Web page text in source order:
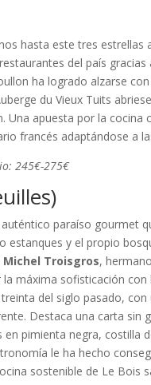
hasta este tres
del país gracias
ha logrado alzarse
du Vieux Tuits
Una apuesta por la cocina
francés adaptándose a
245€-275€
paraíso gourmet
estanques y el propio
Troisgros,
máxima sofisticación
del siglo pasado,
Destaca una carta sin
pimienta negra, costilla
le ha hecho
sostenible de Le Bois